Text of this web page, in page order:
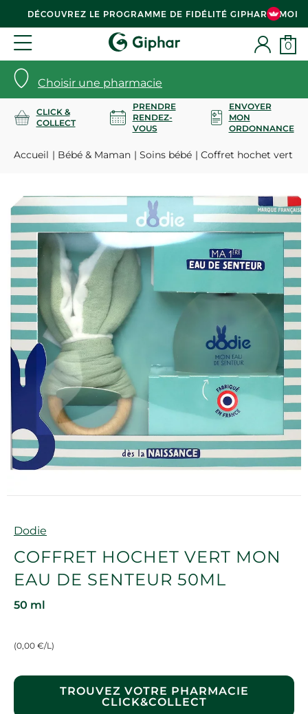
DÉCOUVREZ LE PROGRAMME DE FIDÉLITÉ GIPHAR & MOI
Choisir une pharmacie
0
CLICK &
COLLECT
PRENDRE
RENDEZ-
VOUS
ENVOYER
MON
ORDONNANCE
Accueil Bébé & Maman Soins bébé Coffret hochet vert
Marque
Dodie
COFFRET HOCHET VERT MON
EAU DE SENTEUR 50ML
50 ml
(0,00 €/L)
TROUVEZ VOTRE PHARMACIE
CLICK&COLLECT